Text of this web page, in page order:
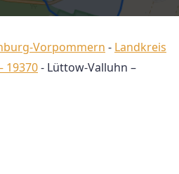
Vorpommern - Landkreis
19370- Lüttow-Valluhn –